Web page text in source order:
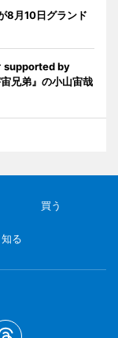
8月10日グランド
supported by
兄弟』の小山宙哉
買う
る